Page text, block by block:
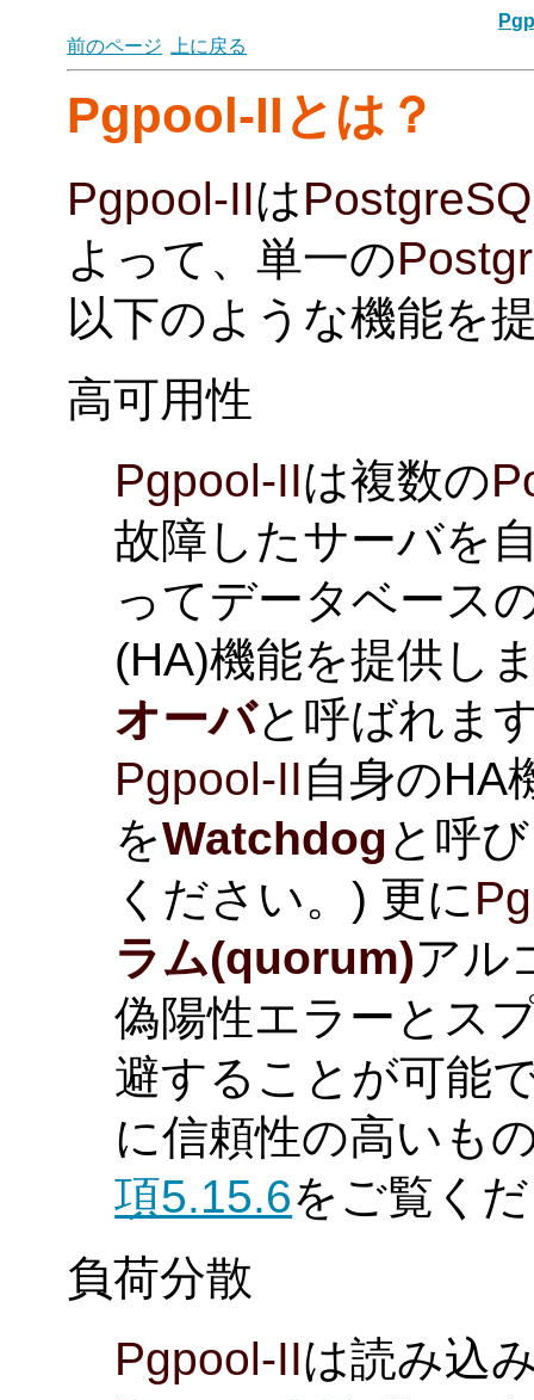
前のページ
上に戻る
Pgpool-II とは？
Pgpool-IIは
よって、単一の
以下のような機能を
高可用性
Pgpool-IIは複数の
故障したサーバを
ってデータベース
(HA)機能を提供し
オーバと呼ばれま
Pgpool-II自身のHA
をWatchdogと呼
ください。) 更に
ラム(quorum)アル
偽陽性エラーとス
避することが可能
に信頼性の高いも
項5.15.6をご覧く
負荷分散
Pgpool-IIは読み込